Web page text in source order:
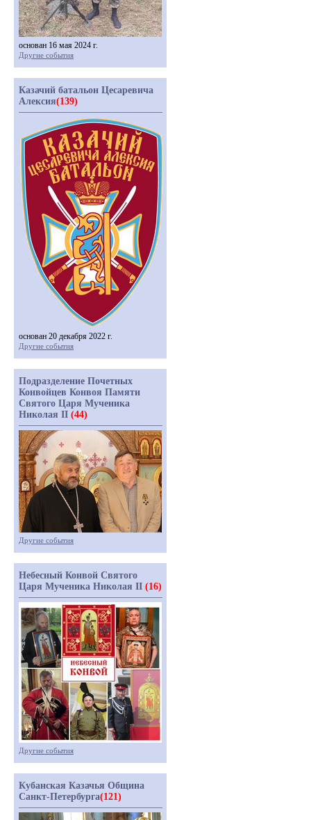
основан 16 мая 2024 г.
Другие события
Казачий батальон Цесаревича
Алексия(139)
основан 20 декабря 2022 г.
Другие события
Подразделение Почетных
Конвойцев Конвоя Памяти
Святого Царя Мученика
Николая II (44)
Другие события
Небесный Конвой Святого
Царя Мученика Николая II (16)
Другие события
Кубанская Казачья Община
Санкт-Петербурга(121)